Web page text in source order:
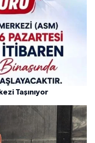
Taşınıyor